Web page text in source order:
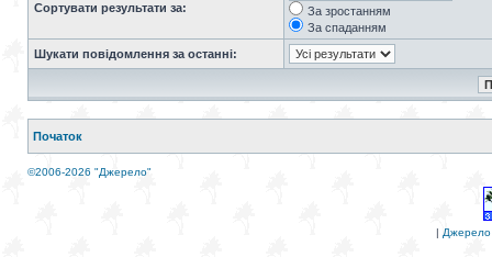
Сортувати результати за:
За зростанням
За спаданням
Шукати повідомлення за останні:
Початок
©2006-2026 "Джерело"
| Джерело